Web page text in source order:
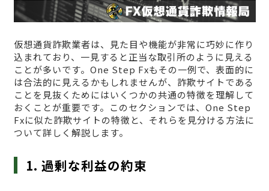
仮想通貨詐欺業者は、見た目や機能が非常に巧妙に作り
込まれており、一見すると正当な取引所のように見える
ことが多いです。One Step Fxもその一例で、表面的に
は合法的に見えるかもしれませんが、詐欺サイトである
ことを見抜くためにはいくつかの共通の特徴を理解して
おくことが重要です。このセクションでは、One Step
Fxに似た詐欺サイトの特徴と、それらを見分ける方法に
ついて詳しく解説します。
1. 過剰な利益の約束